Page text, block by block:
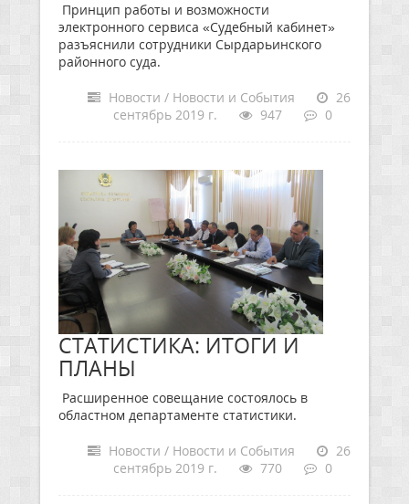
Принцип работы и возможности
электронного сервиса «Судебный кабинет»
разъяснили сотрудники Сырдарьинского
районного суда.
Новости / Новости и События
26
сентябрь 2019 г.
947 0
СТАТИСТИКА: ИТОГИ И
ПЛАНЫ
Расширенное совещание состоялось в
областном департаменте статистики.
Новости / Новости и События
26
сентябрь 2019 г.
770 0